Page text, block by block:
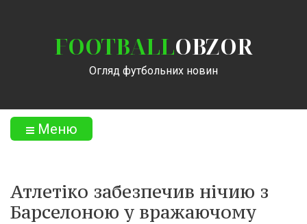
FOOTBALLOBZOR
Огляд футбольних новин
Меню
Атлетіко забезпечив нічию з
Барселоною у вражаючому